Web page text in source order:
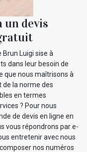
devis
Luigi sise à
dans leur besoin de
que nous maîtrisons à
de la norme des
en termes
? Pour nous
de devis en ligne en
vous répondrons par e-
entretenir avec nous
nos numéros